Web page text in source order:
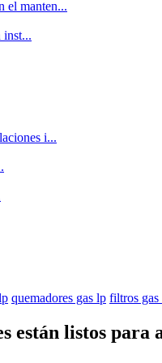
el manten...
inst...
i...
quemadores gas lp filtros gas
están listos para